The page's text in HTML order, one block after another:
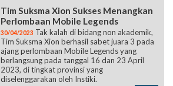
Tim Suksma Xion Sukses Menangkan
Perlombaan Mobile Legends
30/04/2023 Tak kalah di bidang non akademik,
Tim Suksma Xion berhasil sabet juara 3 pada
ajang perlombaan Mobile Legends yang
berlangsung pada tanggal 16 dan 23 April
2023, di tingkat provinsi yang
diselenggarakan oleh Instiki.